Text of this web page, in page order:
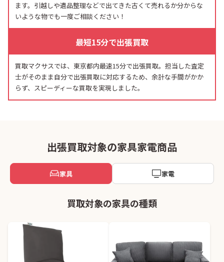
ます。引越しや遺品整理などで出てきた古くて売れるか分からな
いような物でも一度ご相談ください！
最短15分で出張買取
買取マクサスでは、東京都内最速15分で出張買取。担当した査定
士がそのまま自分で出張買取に対応するため、余計な手間がかか
らず、スピーディーな買取を実現しました。
出張買取対象の家具家電商品
家具 家電
買取対象の家具の種類